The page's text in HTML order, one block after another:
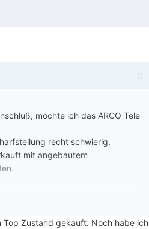
möchte ich das ARCO Tele
recht schwierig.
mit angebautem
Top Zustand gekauft. Noch habe ich